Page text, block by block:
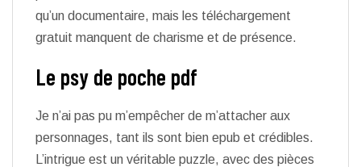
qu’un documentaire, mais les téléchargement
gratuit manquent de charisme et de présence.
Le psy de poche pdf
Je n’ai pas pu m’empêcher de m’attacher aux
personnages, tant ils sont bien epub et crédibles.
L’intrigue est un véritable puzzle, avec des pièces